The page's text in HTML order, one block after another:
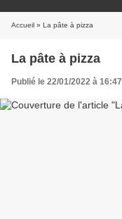
Accueil » La pâte à pizza
La pâte à pizza
Publié le 22/01/2022 à 16:47